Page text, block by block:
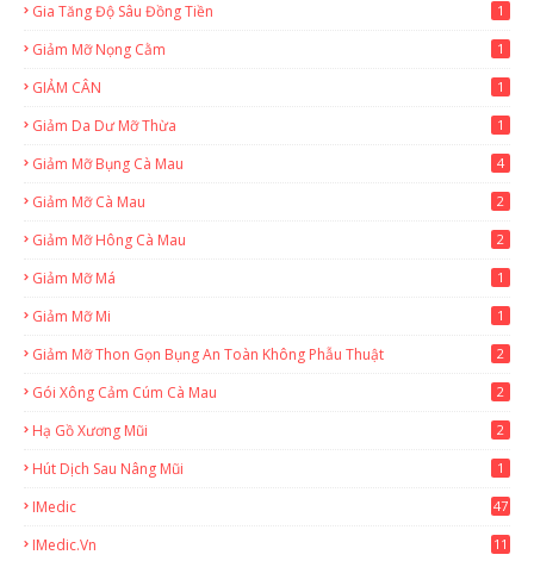
Gia Tăng Độ Sâu Đồng Tiền 1
Giảm Mỡ Nọng Cằm 1
GIẢM CÂN 1
Giảm Da Dư Mỡ Thừa 1
Giảm Mỡ Bụng Cà Mau 4
Giảm Mỡ Cà Mau 2
Giảm Mỡ Hông Cà Mau 2
Giảm Mỡ Má 1
Giảm Mỡ Mi 1
Giảm Mỡ Thon Gọn Bụng An Toàn Không Phẫu Thuật 2
Gói Xông Cảm Cúm Cà Mau 2
Hạ Gồ Xương Mũi 2
Hút Dịch Sau Nâng Mũi 1
IMedic 47
IMedic.vn
11